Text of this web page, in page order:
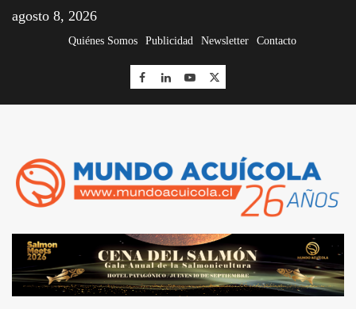
agosto 8, 2026
Quiénes Somos Publicidad Newsletter Contacto